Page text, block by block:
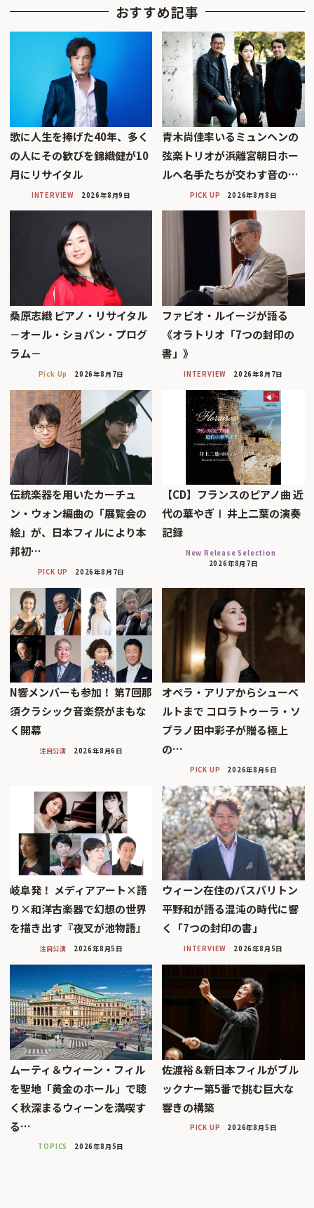
おすすめ記事
歌に人生を捧げた40年、多く
の人にその歓びを錦織健が10
月にリサイタル
INTERVIEW 2026年8月9日
青木尚佳率いるミュンヘンの
弦楽トリオが浜離宮朝日ホー
ルへ――名手たちが交わす音の…
PICK UP 2026年8月8日
桑原志織 ピアノ・リサイタル
－オール・ショパン・プログ
ラム－
Pick Up 2026年8月7日
ファビオ・ルイージが語る
《オラトリオ「7つの封印の
書」》
INTERVIEW 2026年8月7日
伝統楽器を用いたカーチュ
ン・ウォン編曲の「展覧会の
絵」が、日本フィルにより本
邦初…
PICK UP 2026年8月7日
【CD】フランスのピアノ曲 近
代の華やぎⅠ 井上二葉の演奏
記録
New Release Selection
2026年8月7日
N響メンバーも参加！ 第7回那
須クラシック音楽祭がまもな
く開幕
注目公演 2026年8月6日
オペラ・アリアからシューベ
ルトまで コロラトゥーラ・ソ
プラノ田中彩子が贈る極上
の…
PICK UP 2026年8月6日
岐阜発！ メディアアート×語
り×和洋古楽器で幻想の世界
を描き出す『夜叉が池物語』
注目公演 2026年8月5日
ウィーン在住のバスバリトン
平野和が語る混沌の時代に響
く「7つの封印の書」
INTERVIEW 2026年8月5日
ムーティ＆ウィーン・フィル
を聖地「黄金のホール」で聴
く秋深まるウィーンを満喫す
る…
TOPICS 2026年8月5日
佐渡裕＆新日本フィルがブル
ックナー第5番で挑む巨大な
響きの構築
PICK UP 2026年8月5日